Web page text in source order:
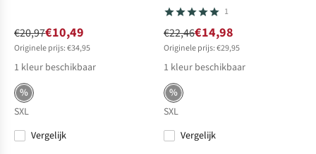
€20,97€10,49
Originele prijs: €34,95
1 kleur beschikbaar
%
SXL
Vergelijk
1
€22,46€14,98
Originele prijs: €29,95
1 kleur beschikbaar
%
SXL
Vergelijk
-50%